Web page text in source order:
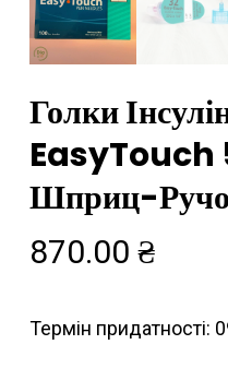
Голки
EasyTouch
Шприц-
870.00 ₴
Термін придатності: